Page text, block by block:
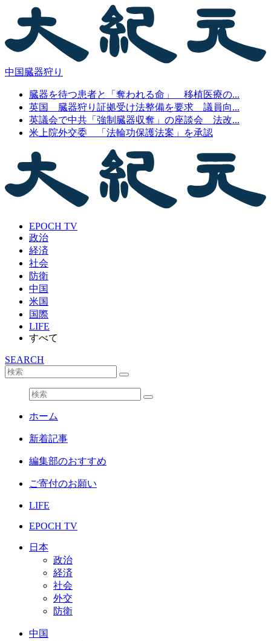
中国臓器狩り
臓器を待つ患者と「奪われる命」 移植医療の...
英国 臓器狩り証拠受け法整備を要求 議員向...
英議会で中共「強制臓器収奪」の座談会 法改...
米上院外交委 「法輪功保護法案」を承認
EPOCH TV
政治
経済
社会
防衛
中国
米国
国際
LIFE
すべて
SEARCH
ホーム
新着記事
編集部のおすすめ
ご寄付のお願い
LIFE
EPOCH TV
日本
政治
経済
社会
外交
防衛
中国